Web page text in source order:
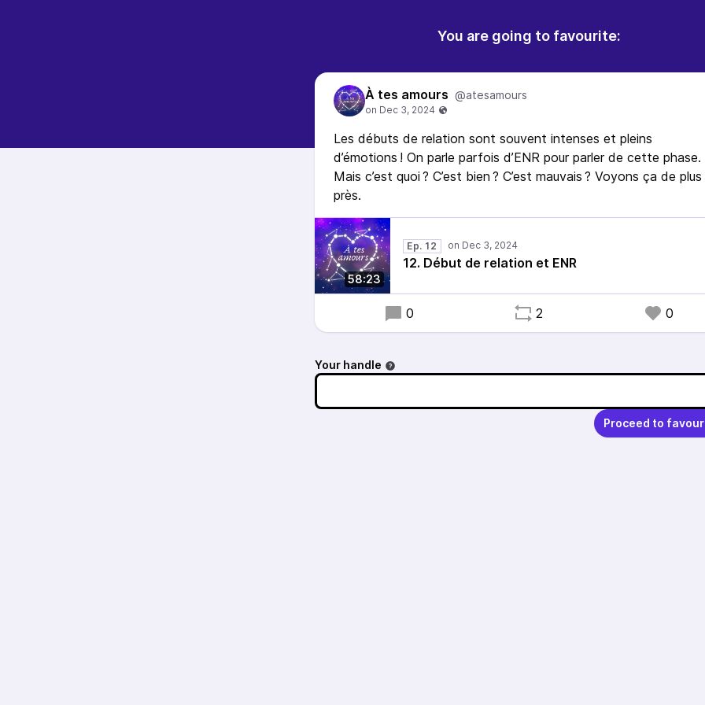
You are going to favourite:
À tes amours @atesamours
Les débuts de relation sont souvent intenses et pleins
d’émotions ! On parle parfois d’ENR pour parler de cette phase.
Mais c’est quoi ? C’est bien ? C’est mauvais ? Voyons ça de plus
près.
58:23
Ep. 12
12. Début de relation et ENR
0 2 0
Your handle
Proceed to